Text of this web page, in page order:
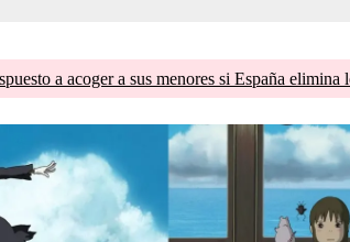
a acoger a sus menores si España